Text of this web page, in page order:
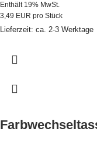
Enthält 19% MwSt.
3,49 EUR pro Stück
Lieferzeit: ca. 2-3 Werktage